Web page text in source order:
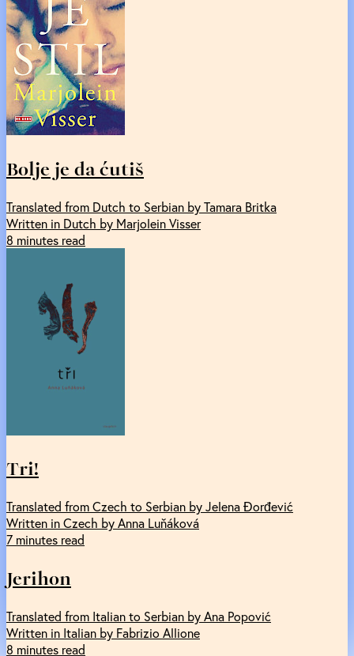
Bolje je da ćutiš
Translated from Dutch to Serbian by Tamara Britka
Written in Dutch by Marjolein Visser
8 minutes read
Tri!
Translated from Czech to Serbian by Jelena Đorđević
Written in Czech by Anna Luňáková
7 minutes read
Jerihon
Translated from Italian to Serbian by Ana Popović
Written in Italian by Fabrizio Allione
8 minutes read